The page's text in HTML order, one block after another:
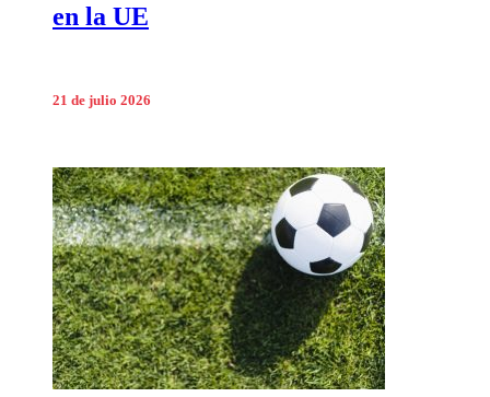
en la UE
21 de julio 2026